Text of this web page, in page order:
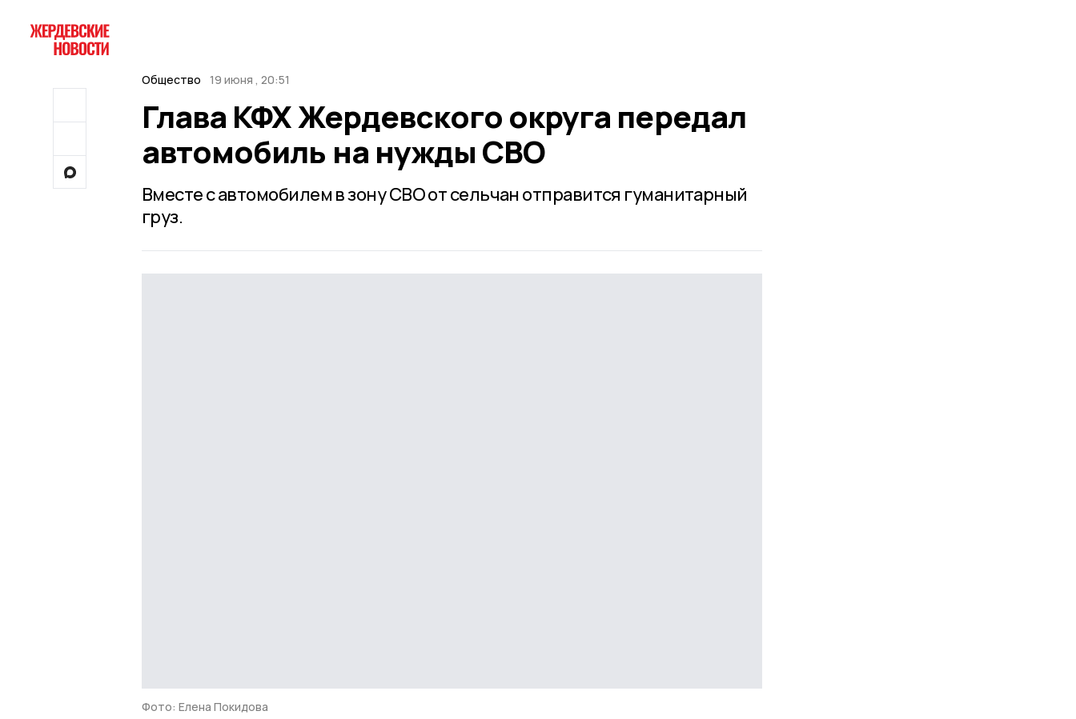
Общество 19 июня , 20:51
Глава КФХ Жердевского округа передал
автомобиль на нужды СВО
Вместе с автомобилем в зону СВО от сельчан отправится гуманитарный
груз.
Фото: Елена Покидова